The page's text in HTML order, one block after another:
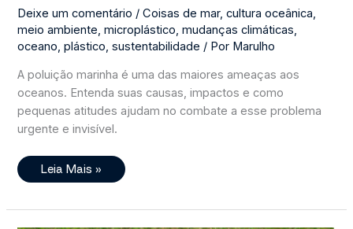
Deixe um comentário /Coisas de mar,cultura oceânica,
meio ambiente,microplástico,mudanças climáticas,
oceano,plástico,sustentabilidade / Por Marulho
A poluição marinha é uma das maiores ameaças aos
oceanos. Entenda suas causas, impactos e como
pequenas atitudes ajudam no combate a esse problema
urgente e invisível.
Combate
À
Por
Leia Mais »